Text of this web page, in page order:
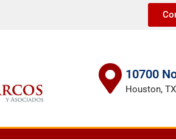
10700
Houston,